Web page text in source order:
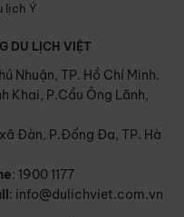
lịch Ý
DU LỊCH VIỆT
Nhuận, TP. Hồ Chí Minh.
Khai, P.Cầu Ông Lãnh,
Đàn, P.Đống Đa, TP. Hà
: 1900 1177
: info@dulichviet.com.vn